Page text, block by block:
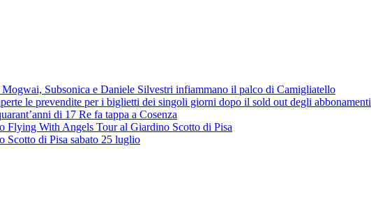
Subsonica e Daniele Silvestri infiammano il palco di Camigliatello
le prevendite per i biglietti dei singoli giorni dopo il sold out degli abbonamenti
di 17 Re fa tappa a Cosenza
Flying With Angels Tour al Giardino Scotto di Pisa
Scotto di Pisa sabato 25 luglio